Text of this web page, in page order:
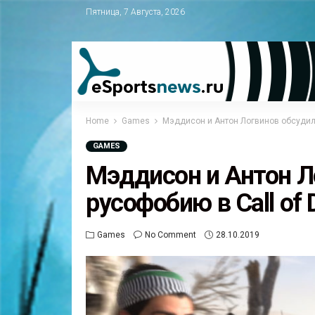
Пятница, 7 Августа, 2026
Home Games Мэддисон и Антон Логвинов
GAMES
Мэддисон и Антон
русофобию в Call of
Games No Comment 28.10.2019